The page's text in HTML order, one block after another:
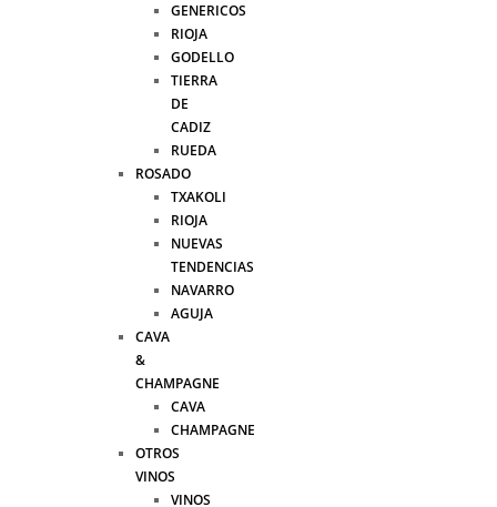
GENERICOS
RIOJA
GODELLO
TIERRA
DE
CADIZ
RUEDA
ROSADO
TXAKOLI
RIOJA
NUEVAS
TENDENCIAS
NAVARRO
AGUJA
CAVA
&
CHAMPAGNE
CAVA
CHAMPAGNE
OTROS
VINOS
VINOS